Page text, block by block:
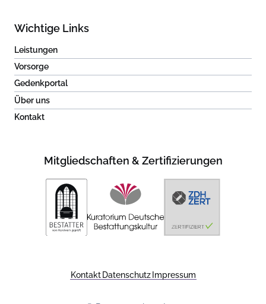
Wichtige Links
Leistungen
Vorsorge
Gedenkportal
Über uns
Kontakt
Mitgliedschaften & Zertifizierungen
Kontakt Datenschutz Impressum